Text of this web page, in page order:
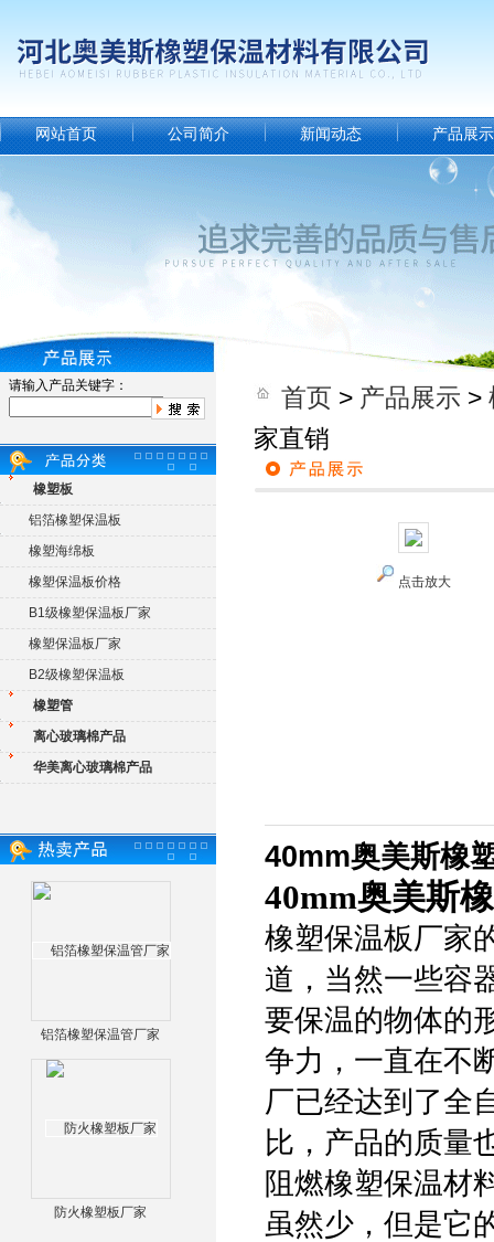
网站首页 公司简介 新闻动态 产品展示
请输入产品关键字：
橡塑板
铝箔橡塑保温板
橡塑海绵板
橡塑保温板价格
B1级橡塑保温板厂家
橡塑保温板厂家
B2级橡塑保温板
橡塑管
离心玻璃棉产品
华美离心玻璃棉产品
铝箔橡塑保温管厂家
防火橡塑板厂家
首页 > 产品展示 >
家直销
点击放大
40mm奥美斯橡
40mm奥美斯
橡塑保温板厂家
道，当然一些容
要保温的物体的
争力，一直在不
厂已经达到了全
比，产品的质量
阻燃橡塑保温材
虽然少，但是它